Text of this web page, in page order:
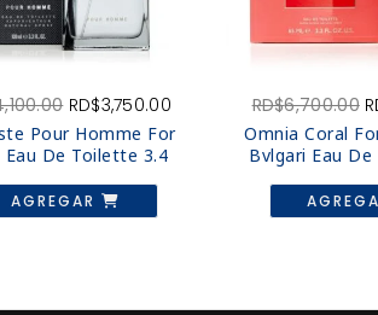
El
precio
original
era:
RD$4,100.00.
RD$3,750.00El
precio
actual
RD$3,750.00.
Pour Homme For
De Toilette 3.4
AGREGAR
RD$6,700.00 El
Omnia Coral
Bvlgari Eau